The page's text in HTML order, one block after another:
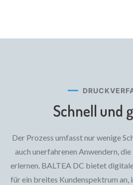
Schnell und
Der Prozess umfasst nur wenige
auch unerfahrenen Anwendern,
erlernen. BALTEA DC bietet
für ein breites Kundenspektrum